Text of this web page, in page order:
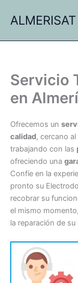
ALMERISAT
Servicio
en
Ofrecemos un
calidad, cercano
trabajando con las
ofreciendo una
Confíe en la
pronto su
recobrar su
el mismo
la reparación de